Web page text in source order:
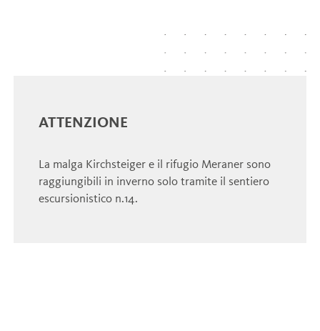
ATTENZIONE
La malga Kirchsteiger e il rifugio Meraner sono
raggiungibili in inverno solo tramite il sentiero
escursionistico n.14.